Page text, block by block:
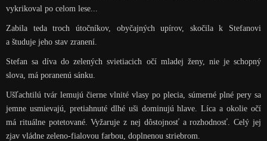
vykrikoval po celom lese...
Zabila teda troch útočníkov, obyčajných upírov, skočila k Stefanovi
a študuje jeho stav zranení.
Stefan sa díva do zelených svietiacich očí mladej ženy, nie je schopný
slova, má poranenú sánku.
Ušľachtilú tvár lemujú čierne vlnité vlasy po plecia, súmerné plné pery sa
jemne usmievajú, pretiahnuté dlhé uši dominujú hlave. Líca a okolie očí
má rituálne potetované. Vyžaruje z nej dôstojnosť a rozhodnosť. Celý jej
zjav vládne zeleno-fialovou farbou, doplnenou striebrom.